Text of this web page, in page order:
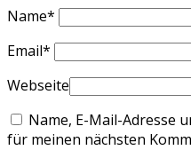
Name*
Email*
Webseite
Name, E-Mail-Adresse
für meinen nächsten